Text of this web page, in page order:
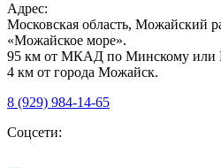
Адрес:
Московская область, Можайский
«Можайское море».
95 км от МКАД по Минскому или
4 км от города Можайск.
8 (929) 984-14-65
Соцсети: